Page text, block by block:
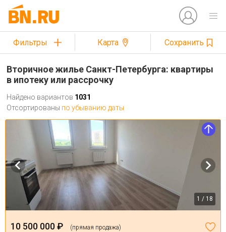
Фильтры Карта Сохранить
Вторичное жилье Санкт-Петербурга: квартиры
в ипотеку или рассрочку
Найдено вариантов 1031
Отсортированы по убыванию даты
1 / 18
10 500 000 ₽ (прямая продажа)